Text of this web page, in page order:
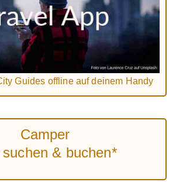
Guides offline auf deinem Handy
Camper
suchen & buchen*